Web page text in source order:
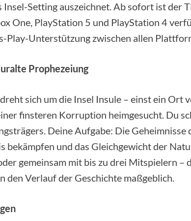
Insel-Setting auszeichnet. Ab sofort ist der
One, PlayStation 5 und PlayStation 4
Play-Unterstützung zwischen allen
Prophezeiung
dreht sich um die Insel Insule – einst ein Ort
finsteren Korruption heimgesucht. Du
Deine Aufgabe: Die Geheimnisse
bekämpfen und das Gleichgewicht der
gemeinsam mit bis zu drei Mitspielern –
den Verlauf der Geschichte maßgeblich.